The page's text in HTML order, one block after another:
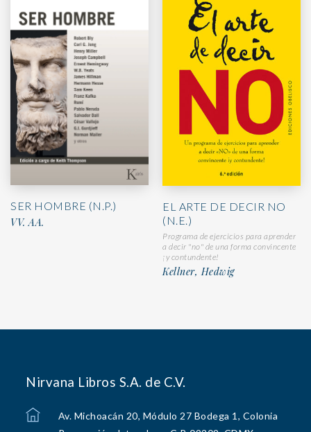
SER HOMBRE (N.P.)
VV. AA.
EL ARTE DE DECIR NO
(N.E.)
Programa de ejercicios para aprender
a decir "no" de una forma convincente
¡y contundente!
Kellner, Hedwig
Nirvana Libros S.A. de C.V.
Av. Michoacán 20, Módulo 27 Bodega 1, Colonia